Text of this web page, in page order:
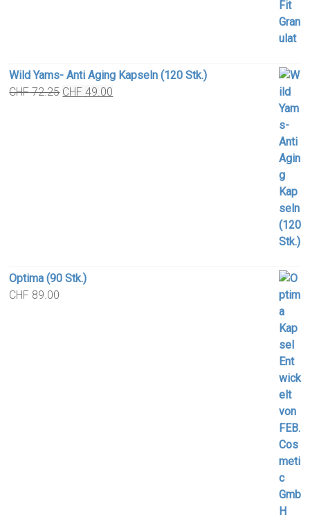
Wild Yams- Anti Aging Kapseln (120 Stk.)
CHF72.25 Original
CHF 49.00
Optima (90 Stk.)
CHF 89.00